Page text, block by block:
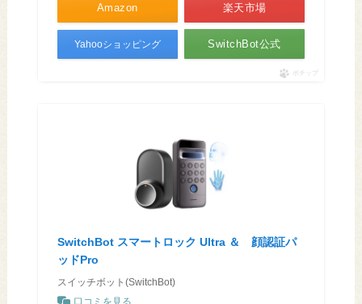
Amazon 楽天市場
Yahooショッピング SwitchBot公式
ポチップ
SwitchBot スマートロック Ultra ＆ 顔認証パ
ッドPro
スイッチボット(SwitchBot)
口コミを見る